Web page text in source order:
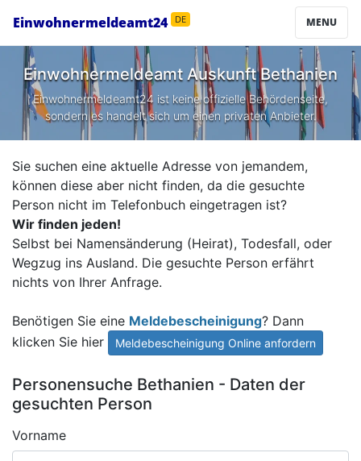
Einwohnermeldeamt24 DE MENU
Einwohnermeldeamt AuskunftBethanien
Einwohnermeldeamt24 ist keine offizielle Behördenseite,
sondern es handelt sich um einen privaten Anbieter.
Sie suchen eine aktuelle Adresse von jemandem,
können diese aber nicht finden, da die gesuchte
Person nicht im Telefonbuch eingetragen ist?
Wir finden jeden!
Selbst bei Namensänderung (Heirat), Todesfall, oder
Wegzug ins Ausland. Die gesuchte Person erfährt
nichts von Ihrer Anfrage.
Benötigen Sie eine Meldebescheinigung? Dann
klicken Sie hier
Meldebescheinigung Online anfordern
Personensuche Bethanien - Daten der
gesuchten Person
Vorname